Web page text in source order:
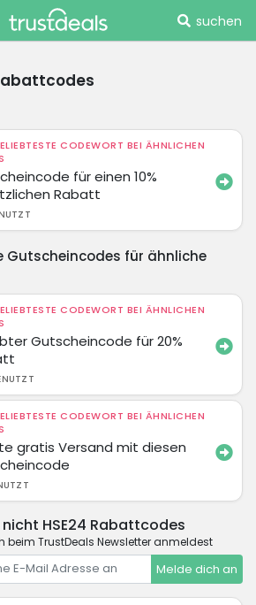
suchen
CODEWORT BEI ÄHNLICHEN
für einen 10%
Rabatt
Gutscheincodes für ähnliche
CODEWORT BEI ÄHNLICHEN
Gutscheincode für 20%
CODEWORT BEI ÄHNLICHEN
gratis Versand mit diesen
HSE24 Rabattcodes
beim TrustDeals Newsletter anmeldest
Melde dich an